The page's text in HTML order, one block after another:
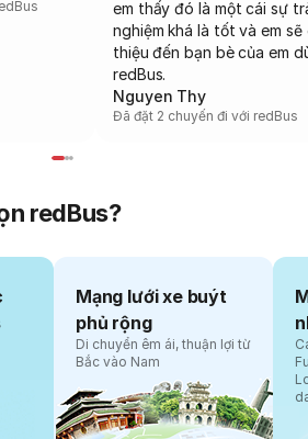
em thấy đó là một cái sự
nghiệm khá là tốt và em sẽ
thiệu đến bạn bè của em
redBus.
Nguyen Thy
Đã đặt 2 chuyến đi với redBus
redBus?
Mạng lưới xe buýt
phủ rộng
Di chuyển êm ái, thuận lợi từ
Bắc vào Nam